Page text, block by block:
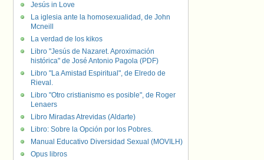
Jesús in Love
La iglesia ante la homosexualidad, de John
Mcneill
La verdad de los kikos
Libro "Jesús de Nazaret. Aproximación
histórica" de José Antonio Pagola (PDF)
Libro "La Amistad Espiritual", de Elredo de
Rieval.
Libro "Otro cristianismo es posible", de Roger
Lenaers
Libro Miradas Atrevidas (Aldarte)
Libro: Sobre la Opción por los Pobres.
Manual Educativo Diversidad Sexual (MOVILH)
Opus libros